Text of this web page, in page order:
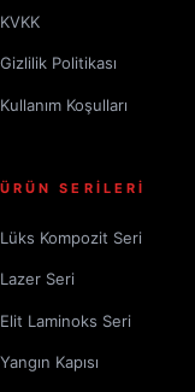
KVKK
Gizlilik Politikası
Kullanım Koşulları
ÜRÜN SERİLERİ
Lüks Kompozit Seri
Lazer Seri
Elit Laminoks Seri
Yangın Kapısı